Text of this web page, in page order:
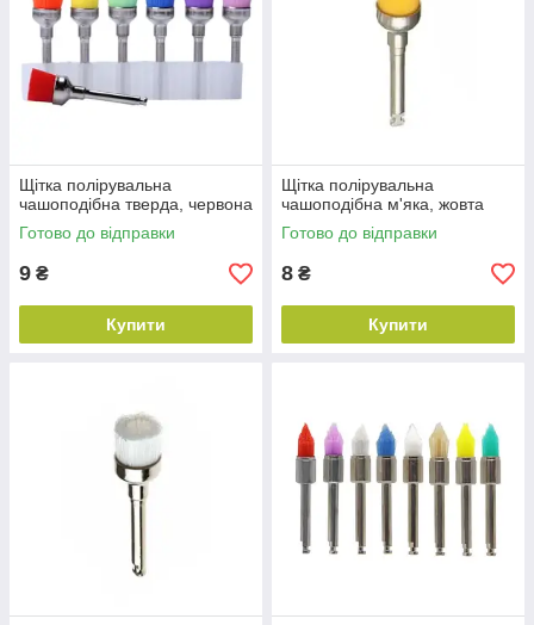
Щітка полірувальна
чашоподібна тверда, червона
Готово до відправки
9 ₴
Купити
Щітка полірувальна
чашоподібна м'яка, жовта
Готово до відправки
8 ₴
Купити